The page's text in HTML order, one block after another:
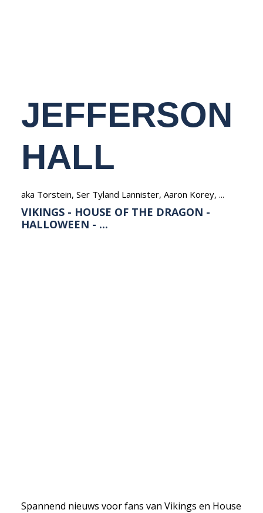
JEFFERSON
HALL
aka Torstein, Ser Tyland Lannister, Aaron Korey, ...
VIKINGS - HOUSE OF THE DRAGON -
HALLOWEEN - ...
Spannend nieuws voor fans van Vikings en House